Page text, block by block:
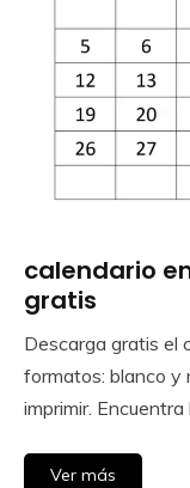
Calendar
Gratis
calendario
gratis
August
2025
Calendar
Descarga gratis el
formatos: blanco y
imprimir.
Ver más